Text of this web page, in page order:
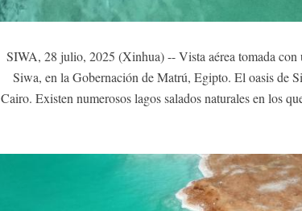
SIWA, 28 julio, 2025 (Xinhua) -- Vista aérea tomada
Siwa, en la Gobernación de Matrú, Egipto. El oasis de
Cairo. Existen numerosos lagos salados naturales en los